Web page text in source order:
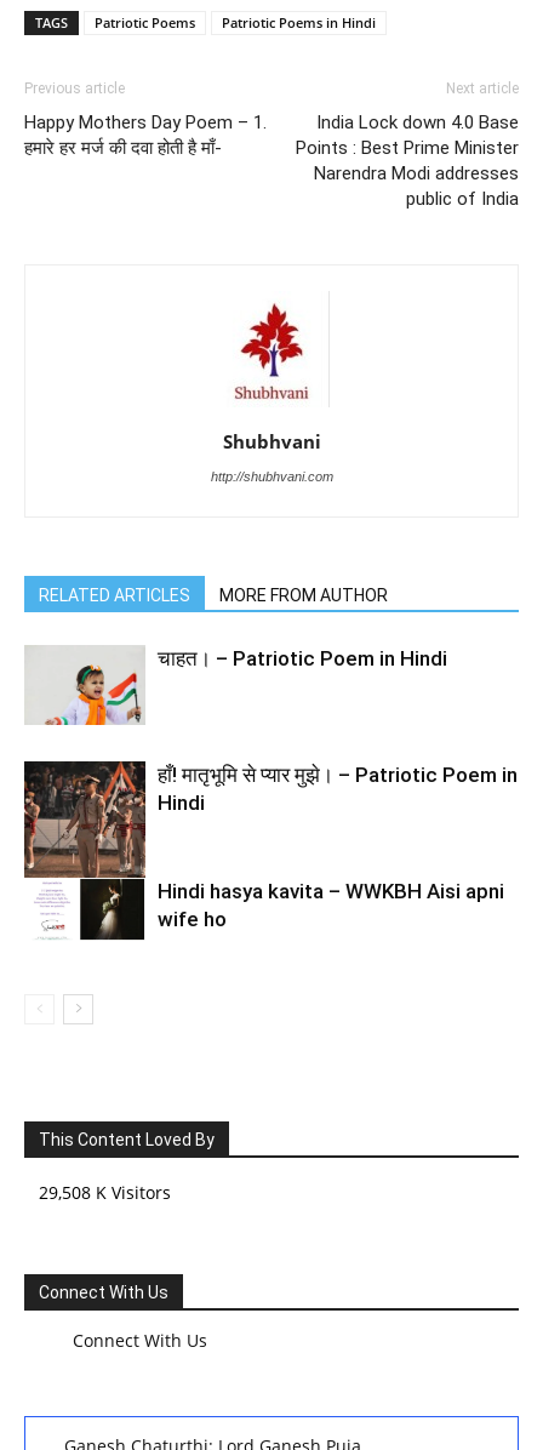
TAGS Patriotic Poems Patriotic Poems in Hindi
Previous article
Happy Mothers Day Poem – 1.
हमारे हर मर्ज की दवा होती है माँ-
Next article
India Lock down 4.0 Base
Points : Best Prime Minister
Narendra Modi addresses
public of India
Shubhvani
http://shubhvani.com
RELATED ARTICLES MORE FROM AUTHOR
चाहत। – Patriotic Poem in Hindi
हाँ! मातृभूमि से प्यार मुझे। – Patriotic Poem in
Hindi
Hindi hasya kavita – WWKBH Aisi apni
wife ho
This Content Loved By
29,508 K Visitors
Connect With Us
Connect With Us
Ganesh Chaturthi: Lord Ganesh Puja